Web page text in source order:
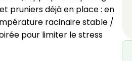
pruniers déjà en place : en
racinaire stable /
pour limiter le stress